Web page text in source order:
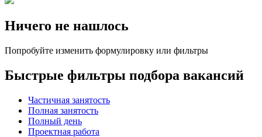
Ничего не нашлось
Попробуйте изменить формулировку или фильтры
Быстрые фильтры подбора вакансий
Частичная занятость
Полная занятость
Полный день
Проектная работа